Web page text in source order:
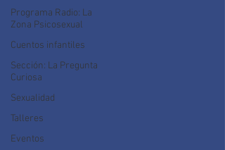
Programa Radio: La
Zona Psicosexual
Cuentos infantiles
Sección: La Pregunta
Curiosa
Sexualidad
Talleres
Eventos